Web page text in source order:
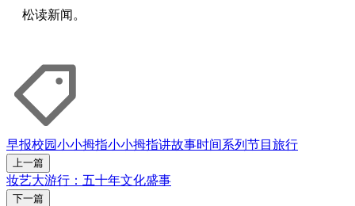
松读新闻。
早报校园小小拇指小小拇指讲故事时间系列节目 旅行
上一篇
妆艺大游行：五十年文化盛事
下一篇